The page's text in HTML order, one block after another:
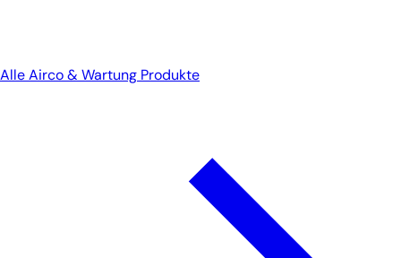
Alle Airco & Wartung Produkte